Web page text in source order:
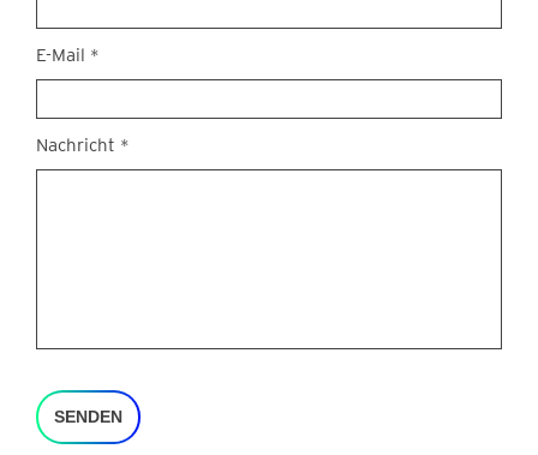
E-Mail *
Nachricht *
SENDEN